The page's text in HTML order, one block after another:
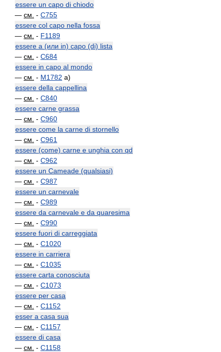
essere un capo di chiodo
— см. - C755
essere col capo nella fossa
— см. - F1189
essere a (или in) capo (di) lista
— см. - C684
essere in capo al mondo
— см. - M1782 a)
essere della cappellina
— см. - C840
essere carne grassa
— см. - C960
essere come la carne di stornello
— см. - C961
essere (come) carne e unghia con qd
— см. - C962
essere un Cameade (qualsiasi)
— см. - C987
essere un carnevale
— см. - C989
essere da carnevale e da quaresima
— см. - C990
essere fuori di carreggiata
— см. - C1020
essere in carriera
— см. - C1035
essere carta conosciuta
— см. - C1073
essere per casa
— см. - C1152
esser a casa sua
— см. - C1157
essere di casa
— см. - C1158